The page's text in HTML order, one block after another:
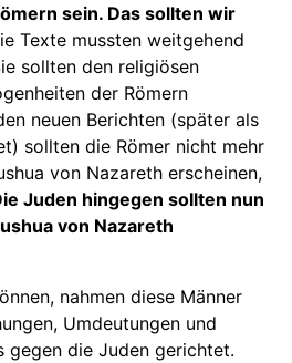
sein. Das sollten wir
Texte mussten weitgehend
sollten den religiösen
der Römern
neuen Berichten (später als
sollten die Römer nicht mehr
von Nazareth erscheinen,
Juden hingegen sollten nun
von Nazareth
nahmen diese Männer
Umdeutungen und
gegen die Juden gerichtet.